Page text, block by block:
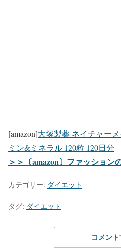
[amazon]大塚製薬 ネイチャー
ミン&ミネラル 120粒 120日分
＞＞〔amazon〕ファッション
カテゴリー: ダイエット
タグ: ダイエット
コメン